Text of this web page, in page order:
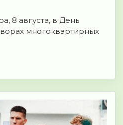
8 августа, в День
многоквартирных